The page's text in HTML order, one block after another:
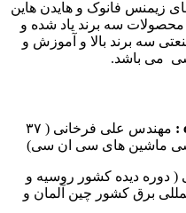
زیمنس فانوک و هایدن هاین
سه برند یاد شده و
سه برند بالا و آموزش و
می باشد.
مهندس علی فرخانی ( ۳۷
ماشین های سی ان سی)
( دوره دیده کشور روسیه و
برق کشور چین آلمان و